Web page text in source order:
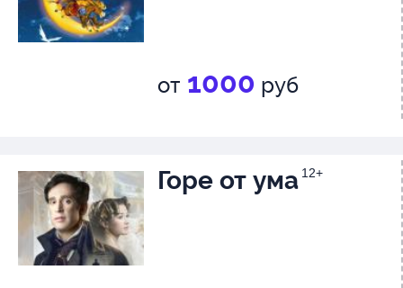
от 1000 руб
Горе от ума 12+